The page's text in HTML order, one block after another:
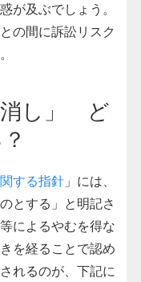
が及ぶでしょう。
の間に訴訟リスク
消し」 ど
する指針 」には、
とする」と明記さ
によるやむを得な
を経ることで認め
れるのが、下記に